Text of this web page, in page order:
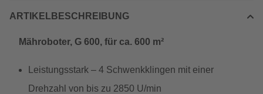
ARTIKELBESCHREIBUNG
Mähroboter, G 600, für ca. 600 m²
Leistungsstark – 4 Schwenkklingen mit einer
Drehzahl von bis zu 2850 U/min